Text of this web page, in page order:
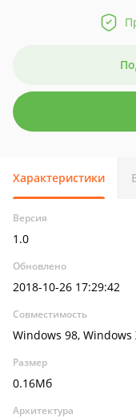
Характеристики
Версия
1.0
Обновлено
2018-10-26 17:29:42
Совместимость
Windows 98, Windows
Размер
0.16Мб
Архитектура